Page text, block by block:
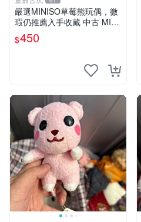
嚴選MINISO草莓熊玩偶，微
瑕仍推薦入手收藏 中古 MINI
SO 草莓熊 玩具 收藏
$450